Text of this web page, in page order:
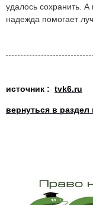
удалось сохранить. А
надежда помогает
источник : tvk6.ru
вернуться в раздел